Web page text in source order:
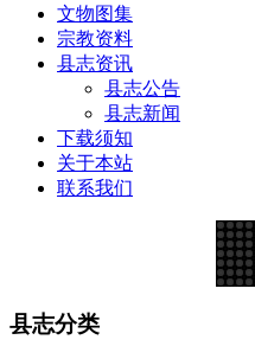
文物图集
宗教资料
县志资讯
县志公告
县志新闻
下载须知
关于本站
联系我们
县志分类